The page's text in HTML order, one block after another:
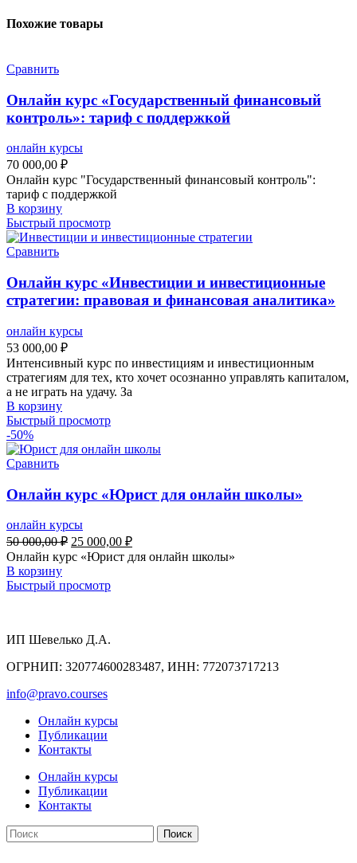
Похожие товары
Сравнить
Онлайн курс «Государственный финансовый
контроль»: тариф с поддержкой
онлайн курсы
70 000,00 ₽
Онлайн курс "Государственный финансовый контроль":
тариф с поддержкой
В корзину
Быстрый просмотр
Сравнить
Онлайн курс «Инвестиции и инвестиционные
стратегии: правовая и финансовая аналитика»
онлайн курсы
53 000,00 ₽
Интенсивный курс по инвестициям и инвестиционным
стратегиям для тех, кто хочет осознанно управлять капиталом,
а не играть на удачу. За
В корзину
Быстрый просмотр
-50%
Сравнить
Онлайн курс «Юрист для онлайн школы»
онлайн курсы
50 000,00₽ Первоначальная
цена
составляла
50
25 000,00 ₽Текущая
цена:
25
Онлайн курс «Юрист для онлайн школы»
В корзину
Быстрый просмотр
ИП Шевелько Д.А.
ОГРНИП: 320774600283487, ИНН: 772073717213
info@pravo.courses
Онлайн курсы
Публикации
Контакты
Онлайн курсы
Публикации
Контакты
Поиск